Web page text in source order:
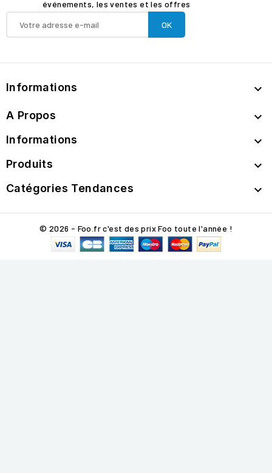
événements, les ventes et les offres
Informations 
A Propos 
Informations 
Produits 
Catégories Tendances 
© 2026 - Foo.fr c'est des prix Foo toute l'année !